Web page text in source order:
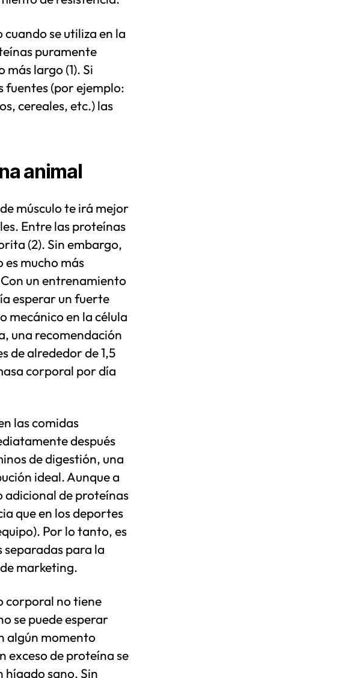
se utiliza en la
puramente
largo (1). Si
fuentes (por ejemplo:
cereales, etc.) las
animal
músculo te irá mejor
Entre las proteínas
(2). Sin embargo,
mucho más
un entrenamiento
esperar un fuerte
mecánico en la célula
una recomendación
de alrededor de 1,5
corporal por día
las comidas
después
de digestión, una
ideal. Aunque a
adicional de proteínas
que en los deportes
Por lo tanto, es
separadas para la
marketing.
corporal no tiene
se puede esperar
algún momento
exceso de proteína se
hígado sano. Sin